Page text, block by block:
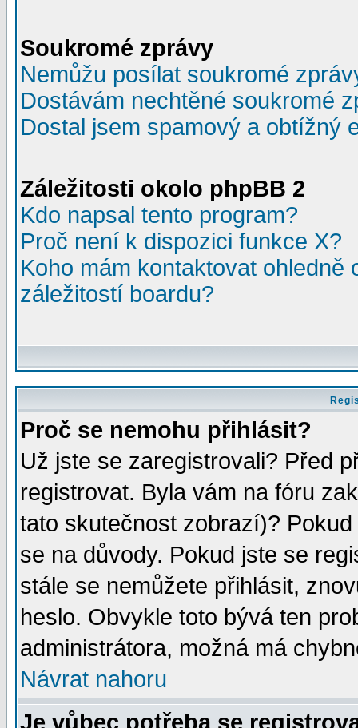
Soukromé zprávy
Nemůžu posílat soukromé
Dostávám nechtěné soukromé
Dostal jsem spamový a obtížný
Záležitosti okolo phpBB 2
Kdo napsal tento program?
Proč není k dispozici funkce X?
Koho mám kontaktovat
záležitostí boardu?
Proč se nemohu přihlásit?
Už jste se zaregistrovali? Před
registrovat. Byla vám na fóru
tato skutečnost zobrazí)?
se na důvody. Pokud jste se
stále se nemůžete přihlásit,
heslo. Obvykle toto bývá ten
administrátora, možná má
Návrat nahoru
Je vůbec potřeba se